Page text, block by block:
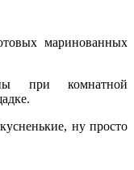
маринованных
при комнатной
ну просто